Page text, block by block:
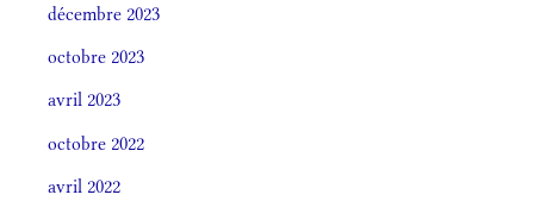
décembre 2023
octobre 2023
avril 2023
octobre 2022
avril 2022